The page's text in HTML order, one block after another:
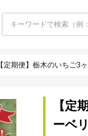
【定期便】栃木のいちご3ヶ
【定
ーベ